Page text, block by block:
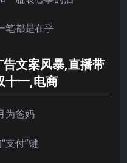
笔都是在乎
为爸妈
支付”键